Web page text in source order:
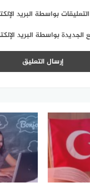
بواسطة البريد
الجديدة بواسطة البريد